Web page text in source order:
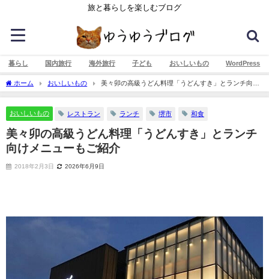
旅と暮らしを楽しむブログ
暮らし 国内旅行 海外旅行 子ども おいしいもの WordPress
ホーム おいしいもの
美々卯の高級うどん料理「うどんすき」とランチ向け
メニューもご紹介
おいしいもの レストラン ランチ 堺市 和食
美々卯の高級うどん料理「うどんすき」とランチ
向けメニューもご紹介
2018年2月3日 2026年6月9日